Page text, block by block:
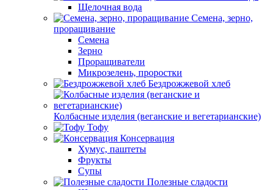
Щелочная вода
Семена, зерно,
проращивание
Семена
Зерно
Проращиватели
Микрозелень, проростки
Бездрожжевой хлеб
Колбасные изделия (веганские и вегетарианские)
Тофу
Консервация
Хумус, паштеты
Фрукты
Супы
Полезные сладости